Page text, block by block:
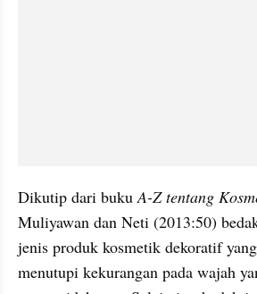
Dikutip dari buku A-Z tentang
Muliyawan dan Neti (2013:50)
jenis produk kosmetik dekoratif
menutupi kekurangan pada wajah